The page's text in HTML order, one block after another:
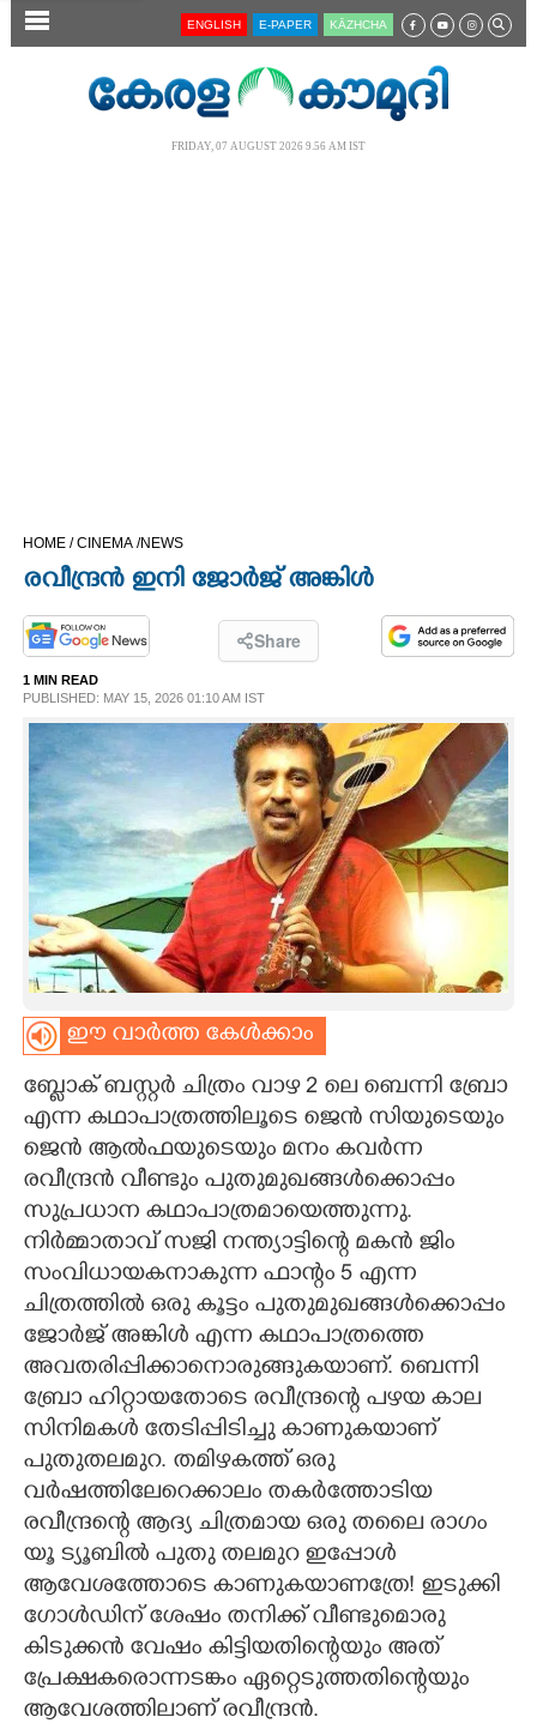
SECTIONS
OPINION
PHOTOS
LIFESTYLE
SPIRITUAL
ART
ASTRO
CARTOONS
LITERATURE
ZOOM
CONTACT US
ENGLISH E-PAPER KĀZHCHA
FRIDAY, 07 AUGUST 2026 9.56 AM IST
HOME /CINEMA /NEWS
രവീന്ദ്രൻ ഇനി ജോർജ് അങ്കിൾ
Share
1 MIN READ
PUBLISHED: MAY 15, 2026 01:10 AM IST
ഈ വാർത്ത കേൾക്കാം
ബ്ളോക് ബസ്റ്റർ ചിത്രം വാഴ 2 ലെ ബെന്നി ബ്രോ
എന്ന കഥാപാത്രത്തിലൂടെ ജെൻ സിയുടെയും
ജെൻ ആൽഫയുടെയും മനം കവർന്ന
രവീന്ദ്രൻ വീണ്ടും പുതുമുഖങ്ങൾക്കൊപ്പം
സുപ്രധാന കഥാപാത്രമായെത്തുന്നു.
നിർമ്മാതാവ് സജി നന്ത്യാട്ടിന്റെ മകൻ ജിം
സംവിധായകനാകുന്ന ഫാന്റം 5 എന്ന
ചിത്രത്തിൽ ഒരു കൂട്ടം പുതുമുഖങ്ങൾക്കൊപ്പം
ജോർജ് അങ്കിൾ എന്ന കഥാപാത്രത്തെ
അവതരിപ്പിക്കാനൊരുങ്ങുകയാണ്. ബെന്നി
ബ്രോ ഹിറ്റായതോടെ രവീന്ദ്രന്റെ പഴയ കാല
സിനിമകൾ തേടിപ്പിടിച്ചു കാണുകയാണ്
പുതുതലമുറ. തമിഴകത്ത് ഒരു
വർഷത്തിലേറെക്കാലം തകർത്തോടിയ
രവീന്ദ്രന്റെ ആദ്യ ചിത്രമായ ഒരു തലൈ രാഗം
യൂ ട്യൂബിൽ പുതു തലമുറ ഇപ്പോൾ
ആവേശത്തോടെ കാണുകയാണത്രേ! ഇടുക്കി
ഗോൾഡിന് ശേഷം തനിക്ക് വീണ്ടുമൊരു
കിടുക്കൻ വേഷം കിട്ടിയതിന്റെയും അത്
പ്രേക്ഷകരൊന്നടങ്കം ഏറ്റെടുത്തതിന്റെയും
ആവേശത്തിലാണ് രവീന്ദ്രൻ.